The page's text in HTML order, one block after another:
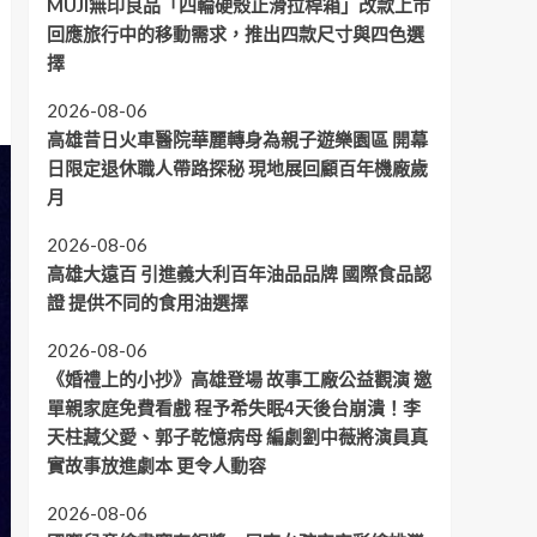
MUJI無印良品「四輪硬殼止滑拉桿箱」改款上市
回應旅行中的移動需求，推出四款尺寸與四色選
擇
2026-08-06
高雄昔日火車醫院華麗轉身為親子遊樂園區 開幕
日限定退休職人帶路探秘 現地展回顧百年機廠歲
月
2026-08-06
高雄大遠百 引進義大利百年油品品牌 國際食品認
證 提供不同的食用油選擇
2026-08-06
《婚禮上的小抄》高雄登場 故事工廠公益觀演 邀
單親家庭免費看戲 程予希失眠4天後台崩潰！李
天柱藏父愛、郭子乾憶病母 編劇劉中薇將演員真
實故事放進劇本 更令人動容
2026-08-06